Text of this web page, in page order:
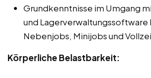
Grundkenntnisse im Umgang
und Lagerverwaltungssoftware
Nebenjobs, Minijobs und
Körperliche Belastbarkeit: